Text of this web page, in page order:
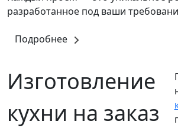
разработанное под ваши
Подробнее
Изготовление
кухни на заказ